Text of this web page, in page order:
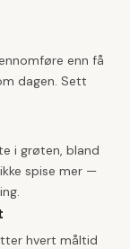
enn få
dagen. Sett
i grøten, bland
spise mer —
hvert måltid